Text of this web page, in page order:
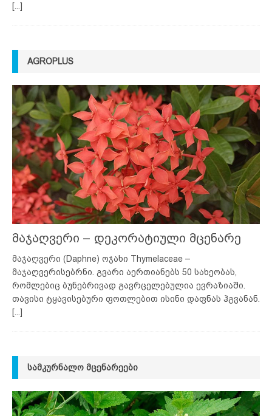
[...]
AGROPLUS
მაჯაღვერი – დეკორატიული მცენარე
მაჯაღვერი (Daphne) ოჯახი Thymelaceae –
მაჯაღვერისებრნი. გვარი აერთიანებს 50 სახეობას,
რომლებიც ბუნებრივად გავრცელებულია ევრაზიაში.
თავისი ტყავისებური ფოთლებით ისინი დაფნას ჰგვანან.
[...]
ᲡᲐᲛᲙᲣᲠᲜᲐᲚᲝ ᲛᲪᲔᲜᲐᲠᲔᲔᲑᲘ